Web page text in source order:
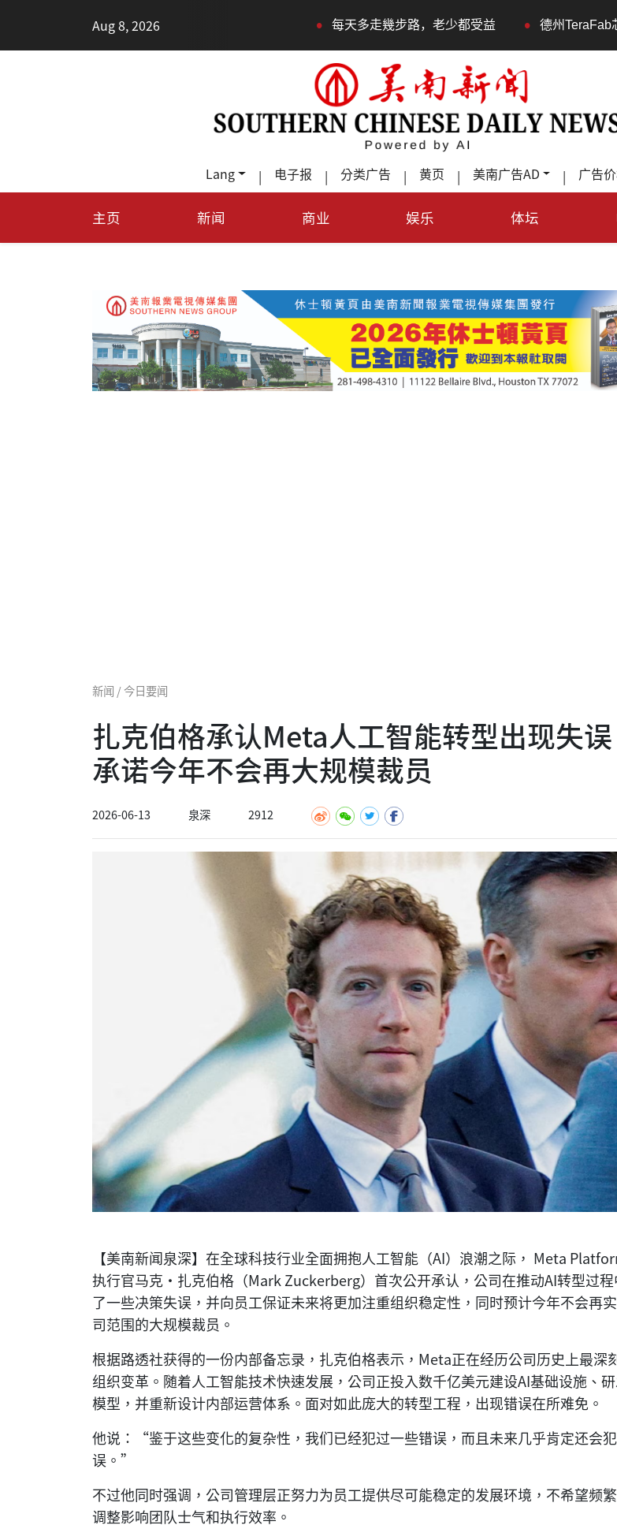
Aug 8, 2026 每天多走幾步路，老少都受益 • 德州TeraFab芯片项目落户奥斯
Lang | 电子报 | 分类广告 | 黄页 | 美南广告AD | 广告
主页 新闻 商业 娱乐 体坛
新闻 / 今日要闻
扎克伯格承认Meta人工智能转型出现失
承诺今年不会再大规模裁员
2026-06-13 泉深 2912
【美南新闻泉深】在全球科技行业全面拥抱人工智能（AI）浪潮之际， Meta
执行官马克·扎克伯格（Mark Zuckerberg）首次公开承认，公司在推动AI转型过程
了一些决策失误，并向员工保证未来将更加注重组织稳定性，同时预计今年不会再
司范围的大规模裁员。
根据路透社获得的一份内部备忘录，扎克伯格表示，Meta正在经历公司历史上最深
组织变革。随着人工智能技术快速发展，公司正投入数千亿美元建设AI基础设施、
模型，并重新设计内部运营体系。面对如此庞大的转型工程，出现错误在所难免。
他说：“鉴于这些变化的复杂性，我们已经犯过一些错误，而且未来几乎肯定还会
误。”
不过他同时强调，公司管理层正努力为员工提供尽可能稳定的发展环境，不希望频
调整影响团队士气和执行效率。